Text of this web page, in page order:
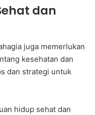
dan
juga memerlukan
kesehatan dan
dan strategi untuk
hidup sehat dan